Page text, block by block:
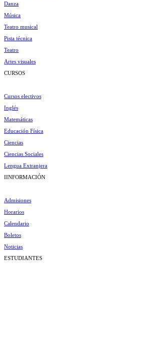
Danza
Música
Teatro musical
Pista técnica
Teatro
Artes visuales
CURSOS
Cursos electivos
Inglés
Matemáticas
Educación Física
Ciencias
Ciencias Sociales
Lengua Extranjera
IINFORMACIÓN
Admisiones
Horarios
Calendario
Boletos
Noticias
ESTUDIANTES